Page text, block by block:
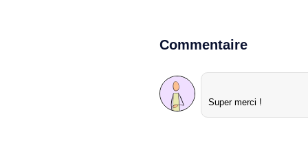
Commentaire
Super merci !